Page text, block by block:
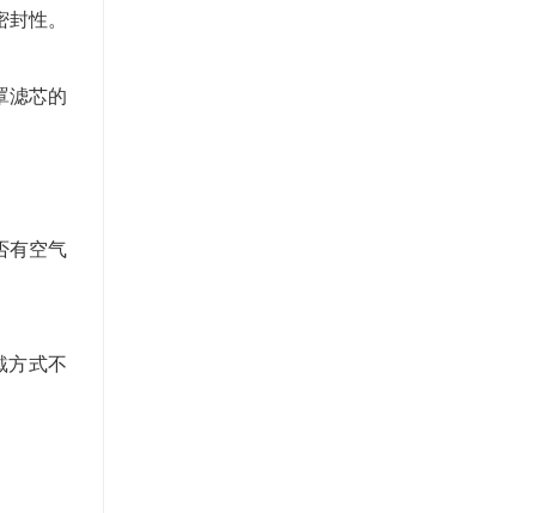
性。
滤芯的
有空气
方式不